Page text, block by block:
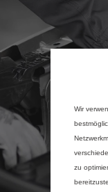
Wir
zu